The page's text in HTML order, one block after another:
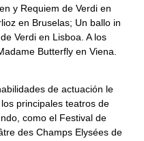
y Requiem de Verdi en
en Bruselas; Un ballo in
Verdi en Lisboa. A los
Butterfly en Viena.
de actuación le
principales teatros de
como el Festival de
des Champs Elysées de